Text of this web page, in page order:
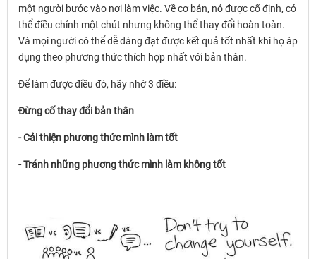
một người bước vào nơi làm việc. Về cơ bản, nó được cố định, có
thể điều chỉnh một chút nhưng không thể thay đổi hoàn toàn.
Và mọi người có thể dễ dàng đạt được kết quả tốt nhất khi họ áp
dụng theo phương thức thích hợp nhất với bản thân.
Để làm được điều đó, hãy nhớ 3 điều:
Đừng cố thay đổi bản thân
- Cải thiện phương thức mình làm tốt
- Tránh những phương thức mình làm không tốt